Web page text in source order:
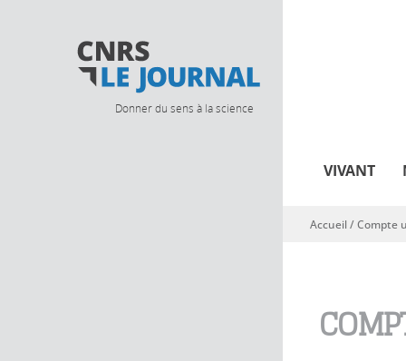
Donner du sens à la science
VIVANT
Vous êtes ici
Accueil/Compte